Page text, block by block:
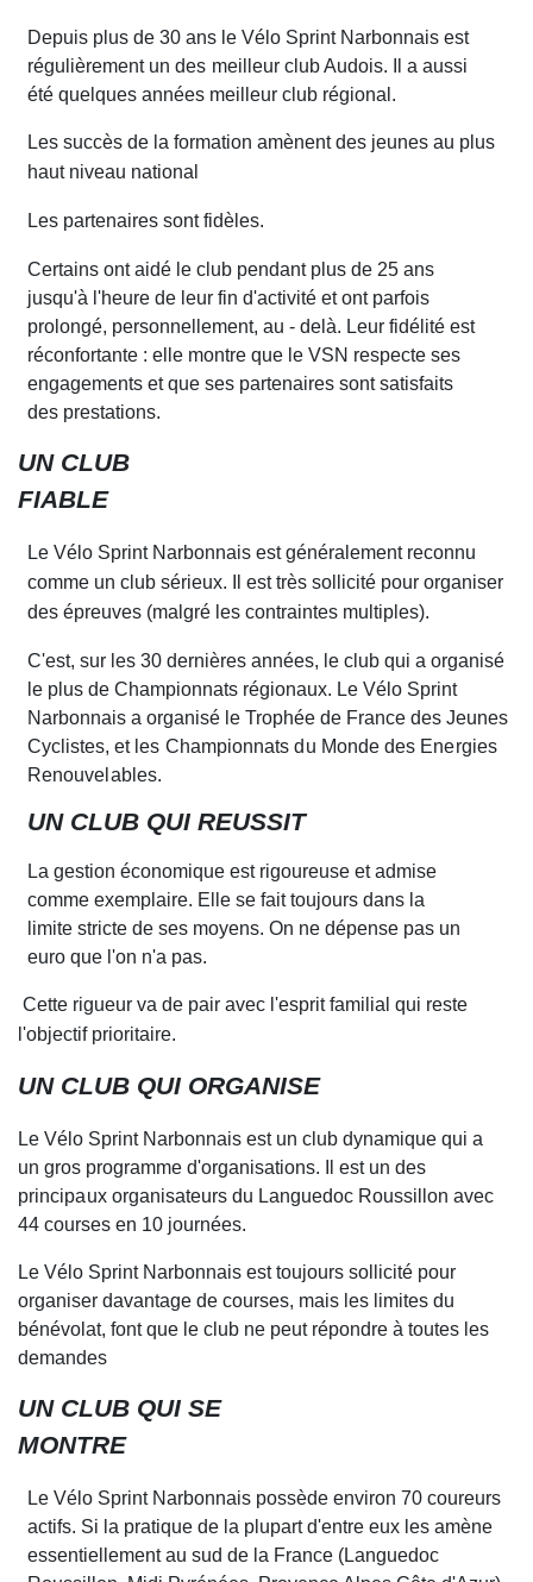
Depuis pl us de 30ans le Vélo Sprint Narbonnais est
régulièrementun des meill eur club Audois. Il a aussi
été quelques années meilleur club régional.
Les succès de la formation amènent des jeunes au plus
haut niveau national
Les partenaires sont fidèles.
Certains ont aidé le club pendant plus de 25 ans
jusqu'à l'heure de leur fin d'activité et ont parfois
prolongé, personnellement, au - delà. Leur fidélité est
réconfortante : elle montre que le VSN respecte ses
engagements et que ses partenaires sont satisfaits
des prestations.
UN CLUB
FIABLE
Le Vélo Sprint Narbonnais est généralement reconnu
comme un club sérieux. Il est très sollicité pour organiser
des épreuves (malgré les contraintes multiples).
C'est, sur es30 dernières années, le club qui a organisé
le plus de Championnats régionaux. Le Vélo Sprint
Narbonnais a organisé le Trophée de France des Jeunes
Cyclistes, et les Championnats du Monde des Energies
Renouvelables.
UN CLUB QUI REUSSIT
La gestion économique est rigoureuse et admise
comme exemplaire. Elle se fait toujours dans la
limite stricte de ses moyens. On ne dépense pas un
euro que l'on n'a pas.
Cette rigueur va de pair avec l'esprit familial qui reste
l'objectif prioritaire.
UN CLUB QUI ORGANISE
Le Vélo Sprint Narbonnais est un club dynamique qui a
un gros programme d'organisations. Il estun des
principaux organisateurs du Languedoc Roussillon avec
44 courses en 10 journées.
Le Vélo Sprint Narbonnais est toujours sollicité pour
organiser davantage de courses, mais les limites du
bénévolat, font que le club ne peut répondre à toutes les
demandes
UN CLUB QUI SE
MONTRE
Le Vélo Sprint Narbonnais possède environ 70coureurs
actifs. Si la pratique de la plupart d'entre eux les amène
essentiellement au sud de la France (Languedoc